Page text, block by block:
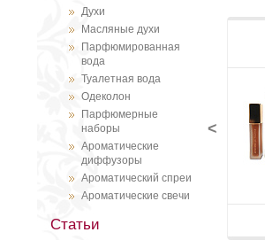
Духи
Масляные духи
Парфюмированная
вода
Туалетная вода
Одеколон
Парфюмерные
наборы
Ароматические
диффузоры
Ароматический спреи
Ароматические свечи
Статьи
<